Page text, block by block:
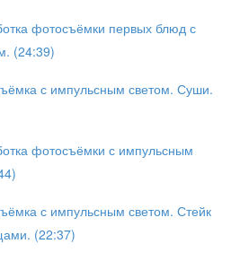
фотосъёмки первых блюд с
(24:39)
с импульсным светом. Суши.
фотосъёмки с импульсным
с импульсным светом. Стейк
(22:37)